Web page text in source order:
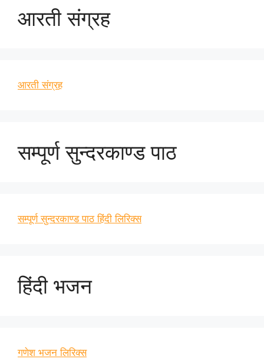
आरती संग्रह
आरती संग्रह
सम्पूर्ण सुन्दरकाण्ड पाठ
सम्पूर्ण सुन्दरकाण्ड पाठ हिंदी लिरिक्स
हिंदी भजन
गणेश भजन लिरिक्स